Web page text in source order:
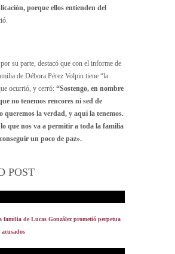
porque ellos entienden del
su parte, destacó que con el informe de
de Débora Pérez Volpin tiene “la
ocurrió, y cerró: “Sostengo, en nombre
no tenemos rencores ni sed de
queremos la verdad, y aquí la tenemos.
que nos va a permitir a toda la familia
un poco de paz».
POST
familia de Lucas González prometió perpetua